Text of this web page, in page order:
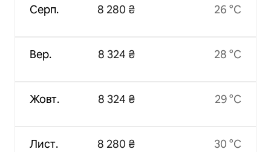
Серп.
Вер.
Жовт.
Лист.
8 280 ₴
8 324 ₴
8 324 ₴
8 280 ₴
26 °C
28 °C
29 °C
30 °C